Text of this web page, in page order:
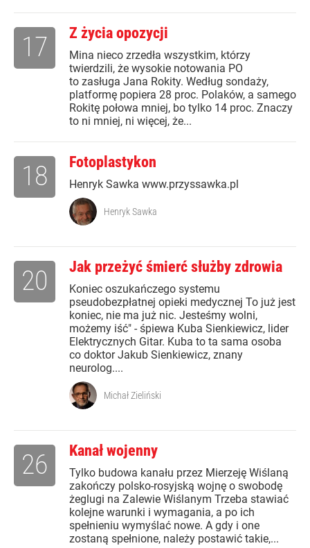
Z życia opozycji
Mina nieco zrzedła wszystkim, którzy
twierdzili, że wysokie notowania PO
to zasługa Jana Rokity. Według sondaży,
platformę popiera 28 proc. Polaków, a samego
Rokitę połowa mniej, bo tylko 14 proc. Znaczy
to ni mniej, ni więcej, że...
17
Fotoplastykon
Henryk Sawka www.przyssawka.pl
18
Henryk Sawka
Jak przeżyć śmierć służby zdrowia
Koniec oszukańczego systemu
pseudobezpłatnej opieki medycznej To już jest
koniec, nie ma już nic. Jesteśmy wolni,
możemy iść" - śpiewa Kuba Sienkiewicz, lider
Elektrycznych Gitar. Kuba to ta sama osoba
co doktor Jakub Sienkiewicz, znany
neurolog....
20
Michał Zieliński
Kanał wojenny
Tylko budowa kanału przez Mierzeję Wiślaną
zakończy polsko-rosyjską wojnę o swobodę
żeglugi na Zalewie Wiślanym Trzeba stawiać
kolejne warunki i wymagania, a po ich
spełnieniu wymyślać nowe. A gdy i one
zostaną spełnione, należy postawić takie,...
26